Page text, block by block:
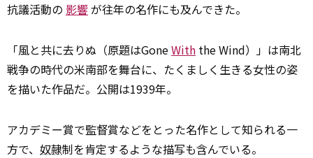
抗議活動の 影響が往年の名作にも及んできた。
「風と共に去りぬ（原題はGoneWith the Wind）」は南北
戦争の時代の米南部を舞台に、たくましく生きる女性の姿
を描いた作品だ。公開は1939年。
アカデミー賞で監督賞などをとった名作として知られる一
方で、 奴隷制を肯定するような描写も含んでいる。